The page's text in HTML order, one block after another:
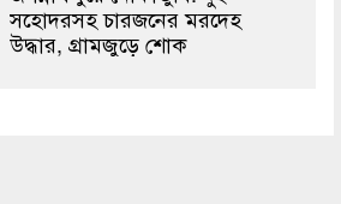
সহোদরসহ চারজনের মরদেহ
উদ্ধার, গ্রামজুড়ে শোক